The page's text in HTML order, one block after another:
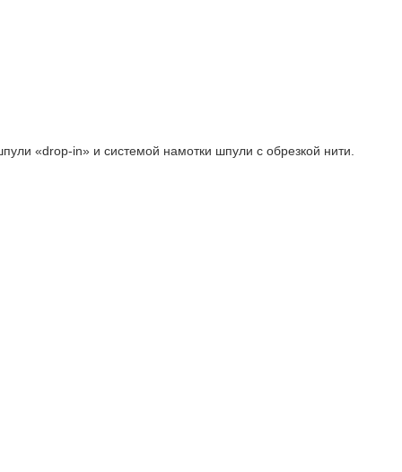
«drop-in» и системой намотки шпули с обрезкой нити.